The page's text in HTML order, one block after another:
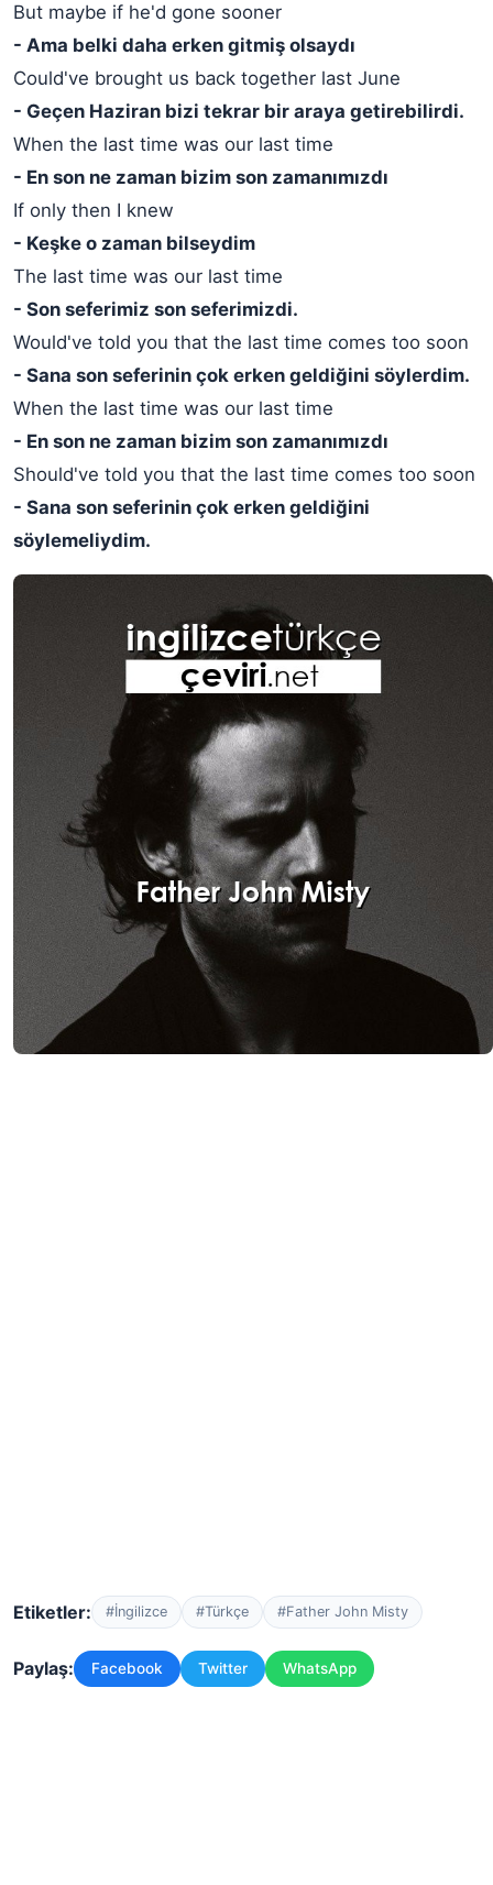
But maybe if he'd gone sooner
- Ama belki daha erken gitmiş olsaydı
Could've brought us back together last June
- Geçen Haziran bizi tekrar bir araya getirebilirdi.
When the last time was our last time
- En son ne zaman bizim son zamanımızdı
If only then I knew
- Keşke o zaman bilseydim
The last time was our last time
- Son seferimiz son seferimizdi.
Would've told you that the last time comes too soon
- Sana son seferinin çok erken geldiğini söylerdim.
When the last time was our last time
- En son ne zaman bizim son zamanımızdı
Should've told you that the last time comes too soon
- Sana son seferinin çok erken geldiğini
söylemeliydim.
Etiketler: #İngilizce #Türkçe #Father John Misty
Paylaş: Facebook Twitter WhatsApp